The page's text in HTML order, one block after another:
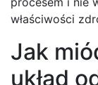
właściwości
Jak
układ